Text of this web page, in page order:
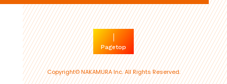
Pagetop
Copyright© NAKAMURA Inc. All Rights Reserved.